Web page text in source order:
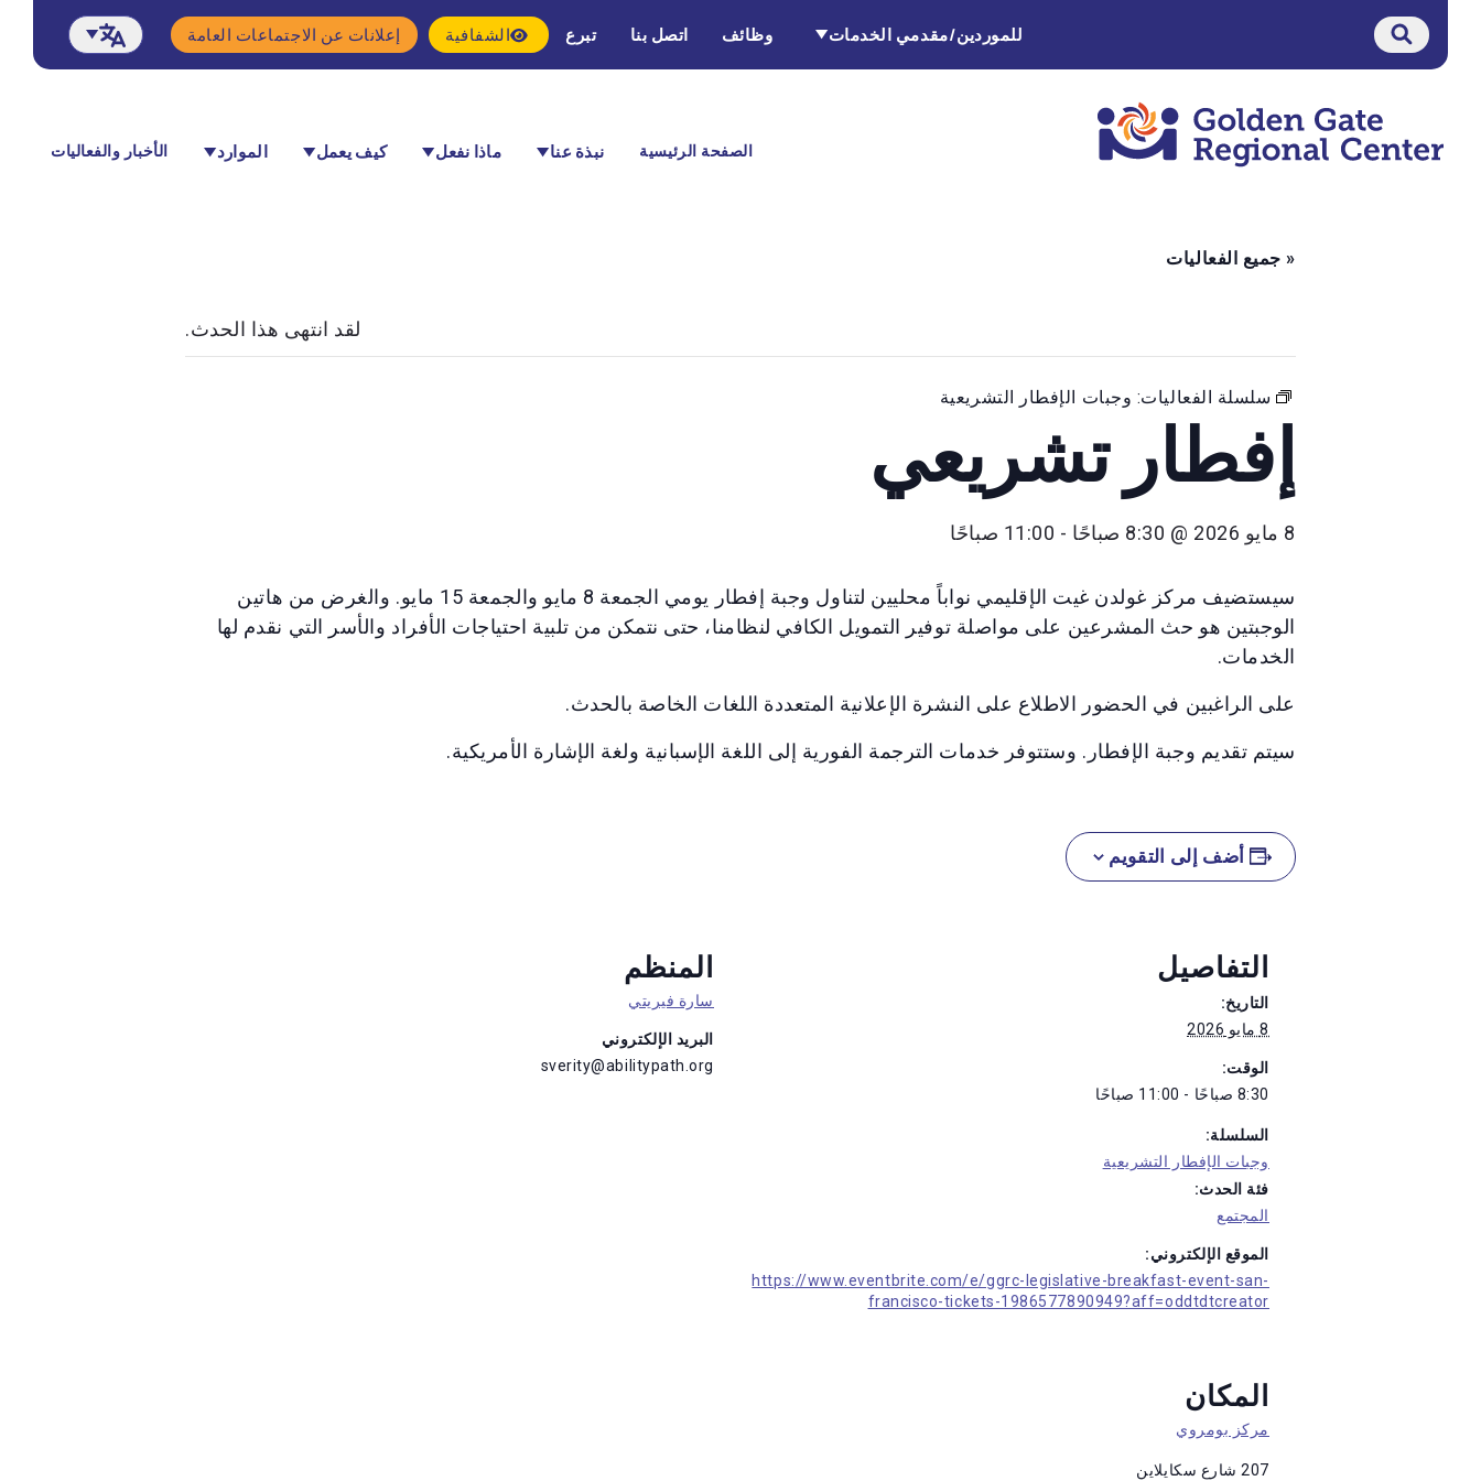
المحتوى
للموردين/مقدمي الخدمات وظائف اتصل بنا تبرع الشفافية إعلانات عن الاجتماعات العامة
الصفحة الرئيسية نبذة عنا ماذا نفعل كيف يعمل الموارد الأخبار والفعاليات
« جميع الفعاليات
لقد انتهى هذا الحدث.
سلسلة الفعاليات: وجبات الإفطار التشريعية
إفطار تشريعي
8 مايو 2026 @ 8:30 صباحًا - 11:00 صباحًا
سيستضيف مركز غولدن غيت الإقليمي نواباً محليين لتناول وجبة إفطار يومي الجمعة 8 مايو والجمعة 15 مايو. والغرض من هاتين
الوجبتين هو حث المشرعين على مواصلة توفير التمويل الكافي لنظامنا، حتى نتمكن من تلبية احتياجات الأفراد والأسر التي نقدم لها
الخدمات.
على الراغبين في الحضور الاطلاع على النشرة الإعلانية المتعددة اللغات الخاصة بالحدث.
سيتم تقديم وجبة الإفطار. وستتوفر خدمات الترجمة الفورية إلى اللغة الإسبانية ولغة الإشارة الأمريكية.
أضف إلى التقويم
التفاصيل
التاريخ:
8 مايو 2026
الوقت:
8:30 صباحًا - 11:00 صباحًا
السلسلة:
وجبات الإفطار التشريعية
فئة الحدث:
المجتمع
الموقع الإلكتروني:
https://www.eventbrite.com/e/ggrc-legislative-breakfast-event-san-
francisco-tickets-1986577890949?aff=oddtdtcreator
المنظم
سارة فيريتي
البريد الإلكتروني
sverity@abilitypath.org
المكان
مركز بومروي
207 شارع سكايلاين